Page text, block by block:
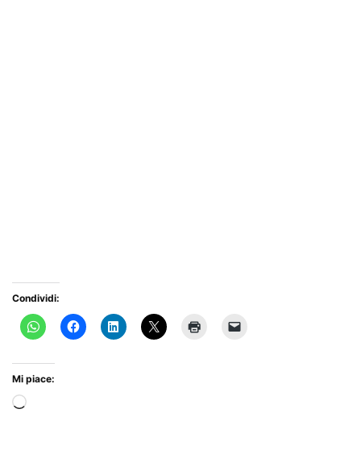
Condividi:
Mi piace:
Caricamento